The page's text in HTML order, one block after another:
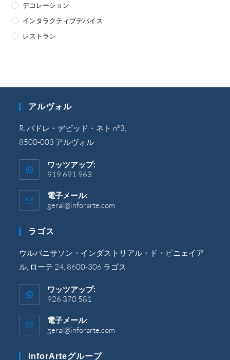
デコレーション
インタラクティブデバイス
レストラン
アルヴォル
R. パドレ・デビッド・ネト nº3,
8500-003 アルヴォル
ワッツアップ:
919 691 963
電子メール:
geral@inforarte.com
シ
ン
ラゴス
ウルバニサソン・インダストリアル・ド・ピニェイア
ル, ローテ 24, 8600-306 ラゴス
ワッツアップ:
926 370 581
電子メール:
geral@inforarte.com
InforArteグループ